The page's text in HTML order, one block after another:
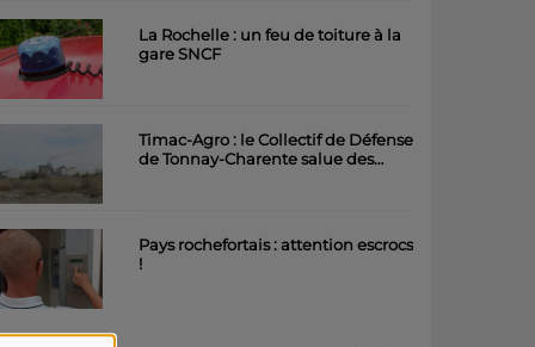
La Rochelle : un feu de toiture à la
gare SNCF
Timac-Agro : le Collectif de Défense
de Tonnay-Charente salue des
Pays rochefortais : attention escrocs
!